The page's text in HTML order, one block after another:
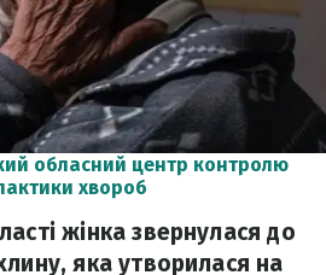
обласний центр контролю
хвороб
жінка звернулася до
яка утворилася на